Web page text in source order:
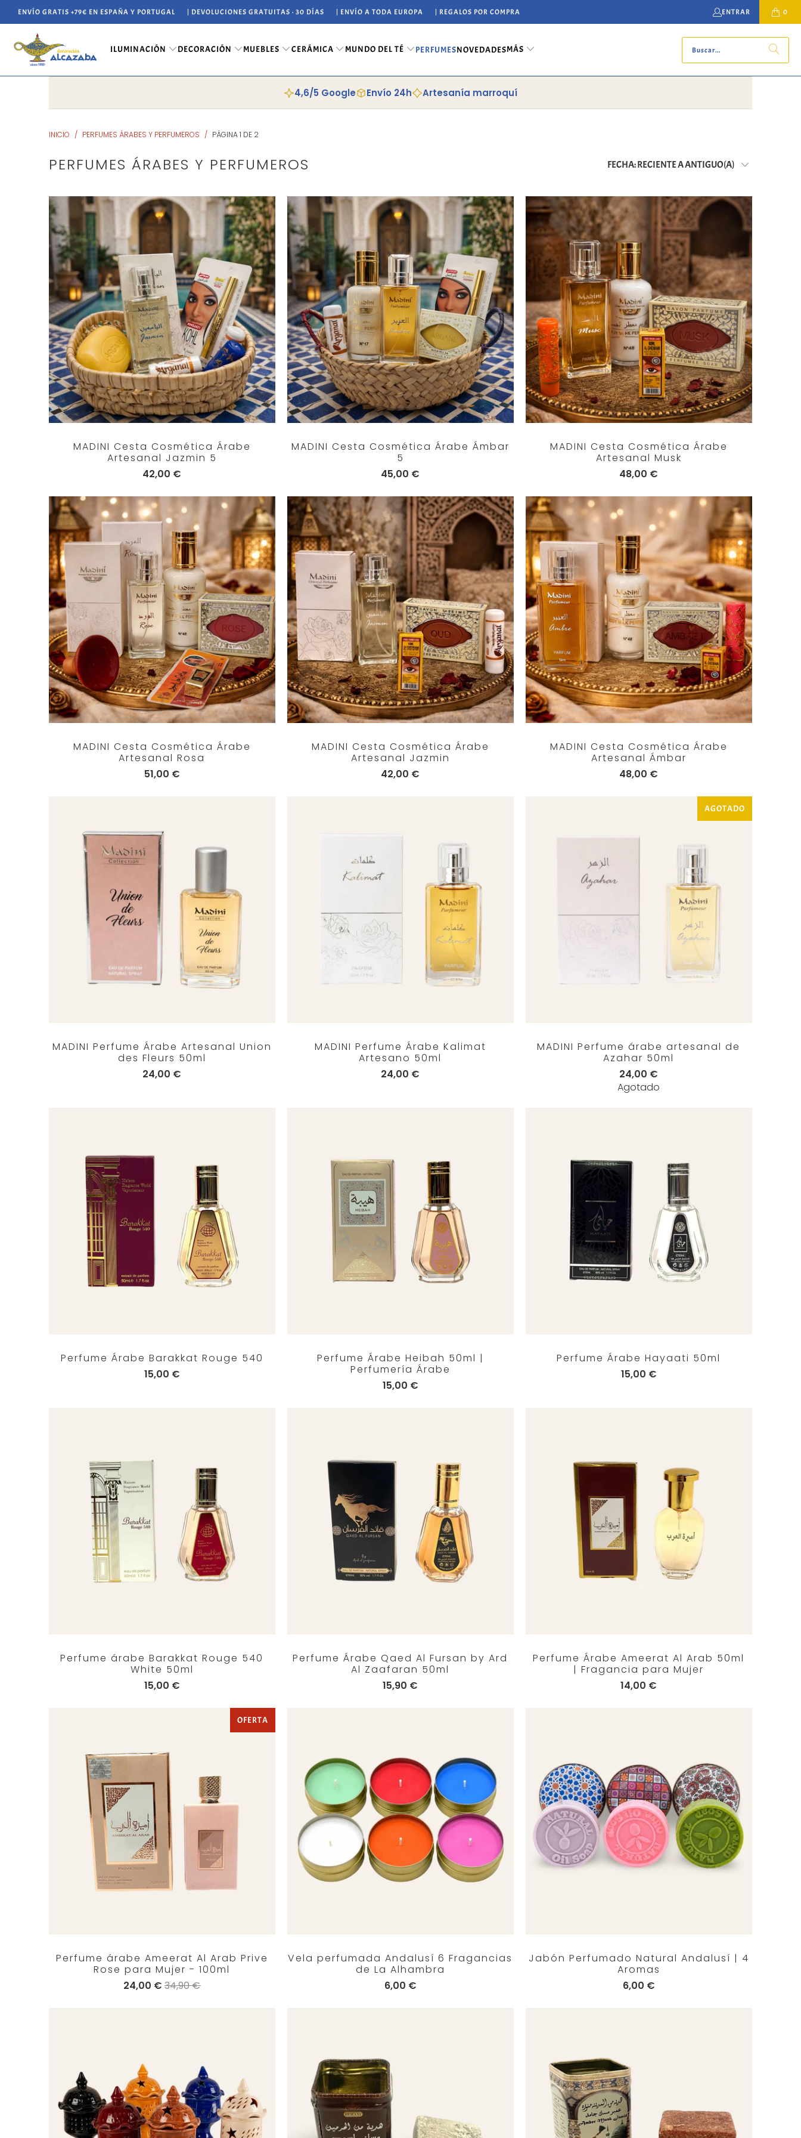
ENVÍO GRATIS +79€ EN ESPAÑA Y PORTUGAL | DEVOLUCIONES GRATUITAS · 30 DÍAS | ENVÍO A TODA EUROPA | REGALOS POR COMPRA ENTRAR 0
ILUMINACIÓN DECORACIÓN MUEBLES CERÁMICA MUNDO DEL TÉ PERFUMESNOVEDADESMÁS
4,6/5 Google Envío 24h Artesanía marroquí
INICIO / PERFUMES ÁRABES Y PERFUMEROS / PÁGINA 1 DE 2
PERFUMES ÁRABES Y PERFUMEROS
MADINI Cesta Cosmética Árabe
Artesanal Jazmin 5
42,00 €
MADINI Cesta Cosmética Árabe Ámbar
5
45,00 €
MADINI Cesta Cosmética Árabe
Artesanal Musk
48,00 €
MADINI Cesta Cosmética Árabe
Artesanal Rosa
51,00 €
MADINI Cesta Cosmética Árabe
Artesanal Jazmin
42,00 €
MADINI Cesta Cosmética Árabe
Artesanal Ámbar
48,00 €
MADINI Perfume Árabe Artesanal Union
des Fleurs 50ml
24,00 €
MADINI Perfume Árabe Kalimat
Artesano 50ml
24,00 €
AGOTADO
MADINI Perfume árabe artesanal de
Azahar 50ml
24,00 €
Agotado
Perfume Árabe Barakkat Rouge 540
15,00 €
Perfume Árabe Heibah 50ml |
Perfumería Árabe
15,00 €
Perfume Árabe Hayaati 50ml
15,00 €
Perfume árabe Barakkat Rouge 540
White 50ml
15,00 €
Perfume Árabe Qaed Al Fursan by Ard
Al Zaafaran 50ml
15,90 €
Perfume Árabe Ameerat Al Arab 50ml
| Fragancia para Mujer
14,00 €
OFERTA
Perfume árabe Ameerat Al Arab Prive
Rose para Mujer - 100ml
24,00 €34,90 €
Vela perfumada Andalusí 6 Fragancias
de La Alhambra
6,00 €
Jabón Perfumado Natural Andalusí | 4
Aromas
6,00 €